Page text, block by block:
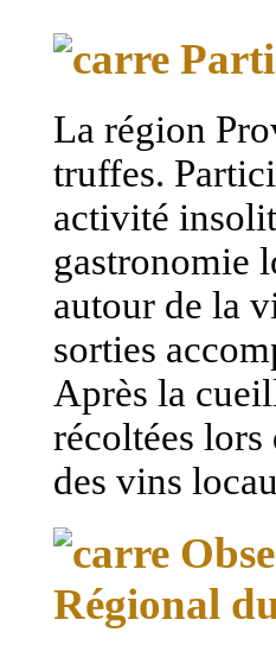
La région
truffes.
activité
gastronomie
autour de la
sorties
Après la
récoltées lors
des vins
Régional